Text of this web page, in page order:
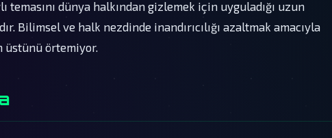
dünya halkından gizlemek için uyguladığı uzun
Bilimsel ve halk nezdinde inandırıcılığı azaltmak amacıyla
üstünü örtemiyor.